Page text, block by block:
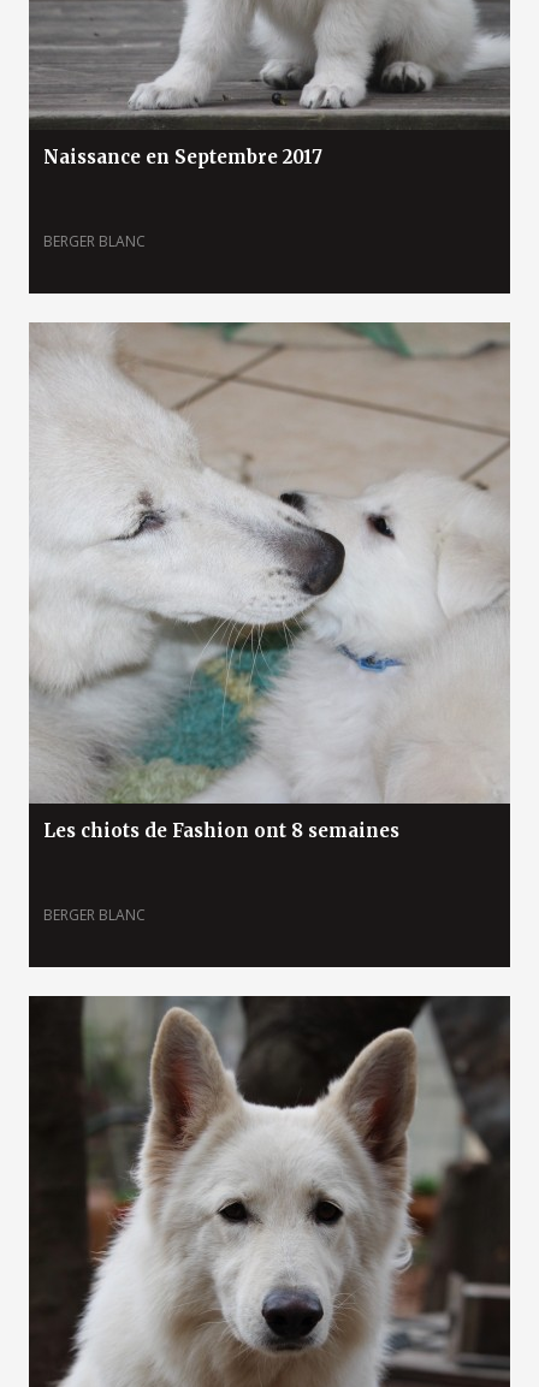
Naissance en Septembre 2017
BERGER BLANC
Les chiots de Fashion ont 8 semaines
BERGER BLANC